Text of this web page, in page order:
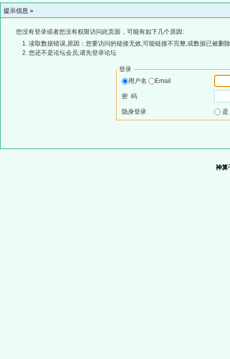
提示信息 »
您没有登录或者您没有权限访问此页面，可能有如下几个原因:
读取数据错误,原因：您要访问的链接无效,可能链接不完整,或数据已被删
您还不是论坛会员,请先登录论坛
登录
用户名
Email
密 码
隐身登录
神算